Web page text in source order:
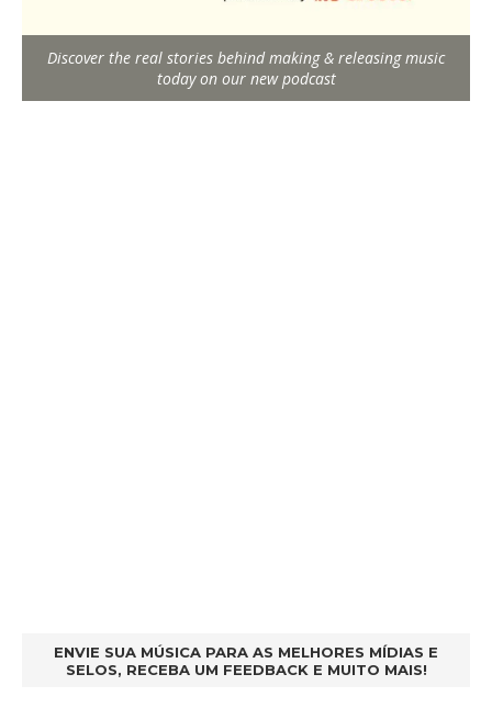
Discover the real stories behind making & releasing music
today on our new podcast
ENVIE SUA MÚSICA PARA AS MELHORES MÍDIAS E
SELOS, RECEBA UM FEEDBACK E MUITO MAIS!